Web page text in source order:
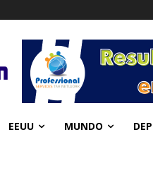
EEUU MUNDO